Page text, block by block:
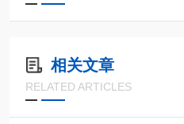
相关文章
RELATED ARTICLES